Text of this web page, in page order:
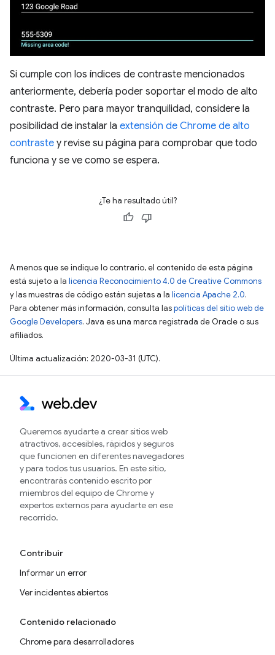
Si cumple con los índices de contraste mencionados
anteriormente, debería poder soportar el modo de alto
contraste. Pero para mayor tranquilidad, considere la
posibilidad de instalar la extensión de Chrome de alto
contraste y revise su página para comprobar que todo
funciona y se ve como se espera.
¿Te ha resultado útil?
A menos que se indique lo contrario, el contenido de esta página
está sujeto a la licencia Reconocimiento 4.0 de Creative Commons
y las muestras de código están sujetas a la licencia Apache 2.0.
Para obtener más información, consulta laspolíticas del sitio web de
Google Developers. Java es una marca registrada de Oracle o sus
afiliados.
Última actualización: 2020-03-31 (UTC).
Queremos ayudarte a crear sitios web
atractivos, accesibles, rápidos y seguros
que funcionen en diferentes navegadores
y para todos tus usuarios. En este sitio,
encontrarás contenido escrito por
miembros del equipo de Chrome y
expertos externos para ayudarte en ese
recorrido.
Contribuir
Informar un error
Ver incidentes abiertos
Contenido relacionado
Chrome para desarrolladores